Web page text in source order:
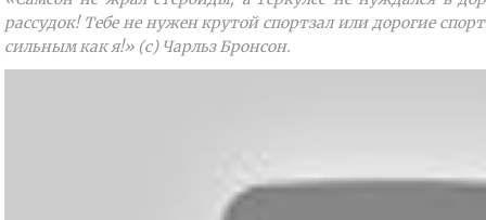
рассудок! Тебе не нужен крутой спортзал или дорогие
сильным как я!» (с) Чарльз Бронсон.